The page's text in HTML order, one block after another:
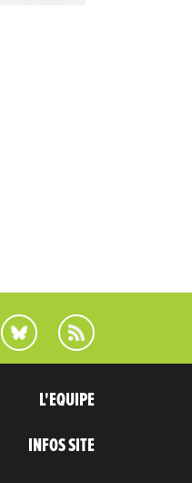
L'EQUIPE
INFOS SITE